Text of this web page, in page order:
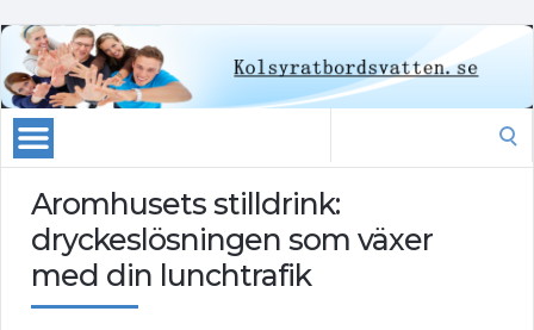
Aromhusets stilldrink:
dryckeslösningen som växer
med din lunchtrafik